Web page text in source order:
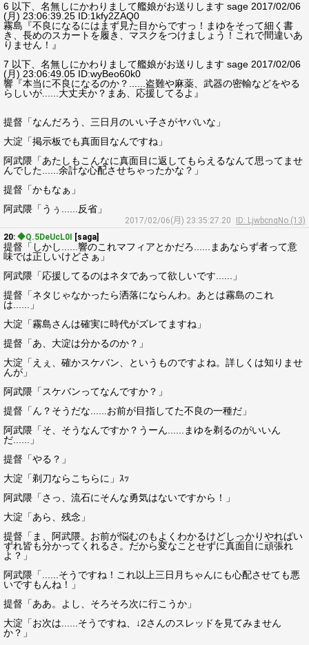
6 以下、名無しにかわりまして艦娘がお送りします sage 2017/02/06
(月) 23:06:39.25 ID:1kfy2ZAQ0
霧島『不良になるにはまず見た目からですっ！まゆをそって細く書
き、長めのスカートを履き、マスクをつけましょう！これで間違いあ
りません！』
7 以下、名無しにかわりまして艦娘がお送りします sage 2017/02/06
(月) 23:06:49.05 ID:wyBeo60k0
響『本当に不良になるのか？......盗難や麻薬、武器の密輸などをやる
らしいが......大丈夫か？まあ、応援してるよ』
提督「なんだろう、三日月のいい子さがヤバいな」
大淀「掲示板でも真面目なんですね」
阿武隈「あたしもこんなに真面目に返してもらえるなんて思ってませ
んでした......余計な心配させちゃったかな？」
提督「かもなぁ」
阿武隈「うぅ......反省」
2017/02/06(月) 23:35:27.20
ID: LjwbcnqNo (13)
20: ◆Q.5DeUcL0I [saga]
提督「しかし......響のこれマフィアとかだろ......まあならず者って意
味では正しいけどさぁ」
阿武隈「応援してるのはネタであって欲しいです......」
提督「ネタじゃなかったら洒落にならんわ。あとは霧島のこれ
は......」
大淀「霧島さんは確実に時代がズレてますね」
提督「あ、大淀は分かるのか？」
大淀「えぇ、確かスケバン、というものですよね。詳しくは知りませ
んが」
阿武隈「スケバンってなんですか？」
提督「ん？そうだな......お前が目指してた不良の一種だ」
阿武隈「そ、そうなんですか？うーん......まゆを剃るのがいいん
だ......」
提督「やる？」
大淀「剃刀ならこちらに」ｽｯ
阿武隈「さっ、流石にそんな勇気はないですから！」
大淀「あら、残念」
提督「ま、阿武隈。お前が悩むのもよくわかるけどしっかりやればい
ずれ皆も分かってくれるさ。だから変なことせずに真面目に頑張れ
よ？」
阿武隈「......そうですね！これ以上三日月ちゃんにも心配させても悪
いですもんね！」
提督「ああ。よし、そろそろ次に行こうか」
大淀「お次は......そうですね、↓2さんのスレッドを見てみません
か？」